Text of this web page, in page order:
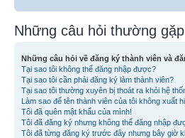
Những câu hỏi thường gặp
Những câu hỏi về đăng ký thành viên và
Tại sao tôi không thể đăng nhập được?
Tại sao tôi cần phải đăng ký làm thành viên?
Tại sao tôi thường xuyên bị thoát ra khỏi hệ
Làm sao để tên thành viên của tôi không xuất
Tôi đã quên mật khẩu của mình!
Tôi đã đăng ký nhưng không thể đăng nhập
Tôi đã từng đăng ký trước đây nhưng bây giờ